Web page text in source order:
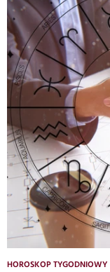
HOROSKOP TYGODNIOWY